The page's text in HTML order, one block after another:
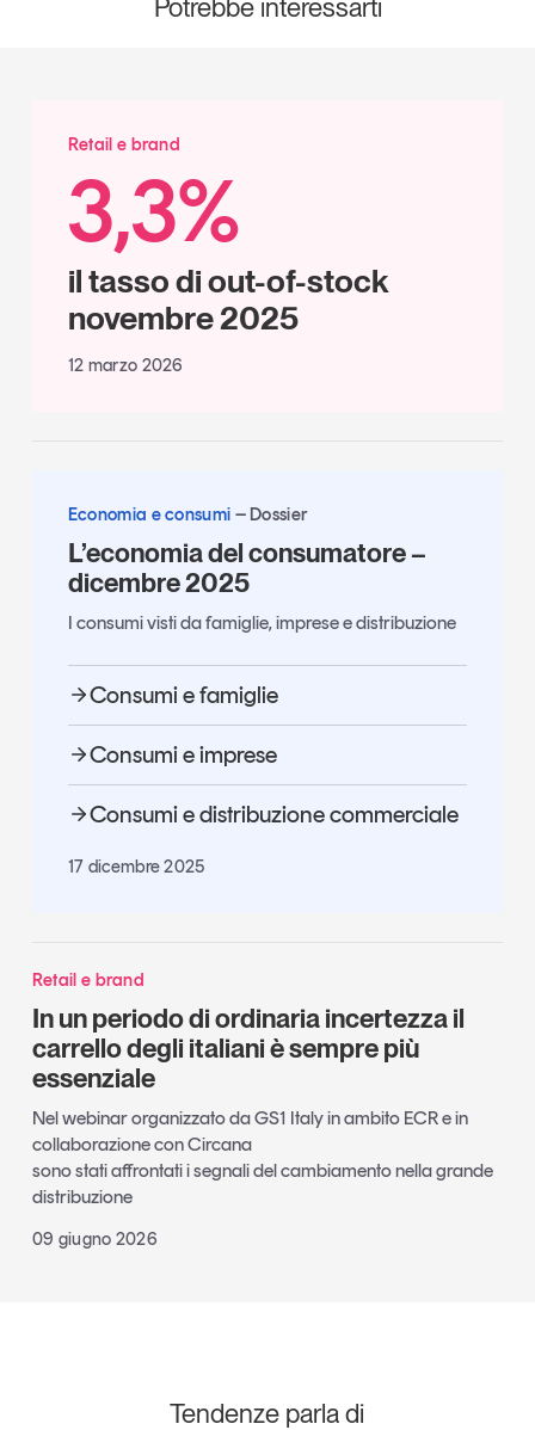
Potrebbe interessarti
Retail e brand
3,3%
il tasso di out-of-stock
novembre 2025
12 marzo 2026
Economia e consumi Dossier
L’economia del consumatore –
dicembre 2025
I consumi visti da famiglie, imprese e distribuzione
Consumi e famiglie
Consumi e imprese
Consumi e distribuzione commerciale
17 dicembre 2025
Retail e brand
In un periodo di ordinaria incertezza il
carrello degli italiani è sempre più
essenziale
Nel webinar organizzato da GS1 Italy in ambito ECR e in
collaborazione con Circana
sono stati affrontati i segnali del cambiamento nella grande
distribuzione
09 giugno 2026
Tendenze parla di